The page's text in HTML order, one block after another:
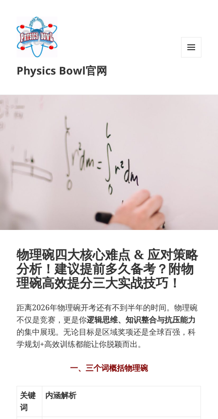
Physics Bowl官网
物理碗四大核心难点 & 应对策略
分析！建议提前多久备考？附物
理碗高效提分三大实战技巧！
距离2026年物理碗开考还有不到半年的时间。物理碗
不仅是竞赛，更是你逻辑思维、知识整合与抗压能力
的集中展现。无论目标是区域奖项还是全球百强，科
学规划+高效训练都能让你脱颖而出。
一、三个词概括物理碗
关键
词
内涵解析